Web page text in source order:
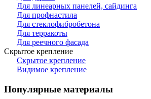
Для линеарных панелей, сайдинга
Для профнастила
Для стеклофибробетона
Для терракоты
Для реечного фасада
Скрытое крепление
Скрытое крепление
Видимое крепление
Популярные материалы